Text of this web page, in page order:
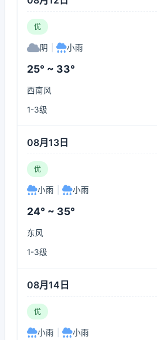
优
阴 小雨
25° ~ 33°
西南风
1-3级
08月13日
优
小雨 小雨
24° ~ 35°
东风
1-3级
08月14日
优
小雨 小雨